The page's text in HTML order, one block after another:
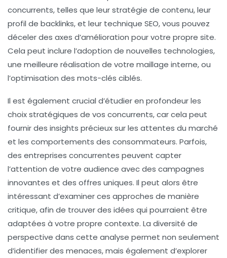
concurrents, telles que leur stratégie de contenu, leur
profil de backlinks, et leur technique SEO, vous pouvez
déceler des axes d’amélioration pour votre propre site.
Cela peut inclure l’adoption de nouvelles technologies,
une meilleure réalisation de votre maillage interne, ou
l’optimisation des mots-clés ciblés.
Il est également crucial d’étudier en profondeur les
choix stratégiques de vos concurrents, car cela peut
fournir des insights précieux sur les attentes du marché
et les comportements des consommateurs. Parfois,
des entreprises concurrentes peuvent capter
l’attention de votre audience avec des campagnes
innovantes et des offres uniques. Il peut alors être
intéressant d’examiner ces approches de manière
critique, afin de trouver des idées qui pourraient être
adaptées à votre propre contexte. La diversité de
perspective dans cette analyse permet non seulement
d’identifier des menaces, mais également d’explorer